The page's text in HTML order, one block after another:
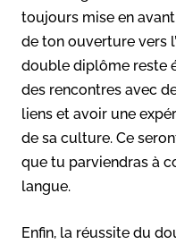
toujours mise en
de ton ouverture vers
double diplôme reste
des rencontres avec
liens et avoir une
de sa culture. Ce
que tu parviendras à
langue.
Enfin, la réussite du